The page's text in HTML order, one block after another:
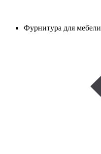
Фурнитура для мебели